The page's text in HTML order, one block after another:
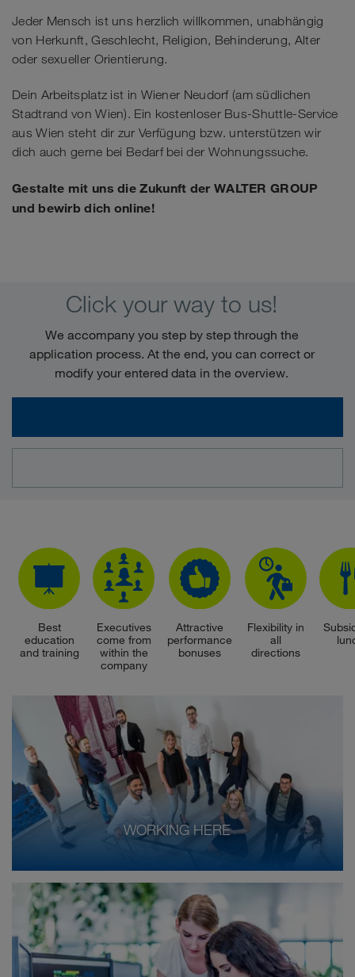
Jeder Mensch ist uns herzlich willkommen, unabhängig
von Herkunft, Geschlecht, Religion, Behinderung, Alter
oder sexueller Orientierung.
Dein Arbeitsplatz ist in Wiener Neudorf (am südlichen
Stadtrand von Wien). Ein kostenloser Bus-Shuttle-Service
aus Wien steht dir zur Verfügung bzw. unterstützen wir
dich auch gerne bei Bedarf bei der Wohnungssuche.
Gestalte mit uns die Zukunft der WALTER GROUP
und bewirb dich online!
Click your way to us!
We accompany you step by step through the
application process. At the end, you can correct or
modify your entered data in the overview.
Best
education
and training
Executives
come from
within the
company
Attractive
performance
bonuses
Flexibility in
all
directions
WORKING HERE